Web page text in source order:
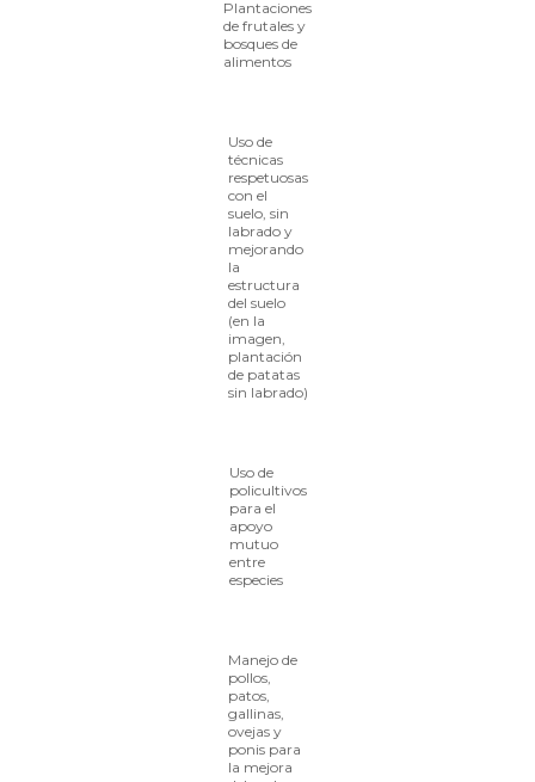
Plantaciones
de frutales y
bosques de
alimentos
Uso de
técnicas
respetuosas
con el
suelo, sin
labrado y
mejorando
la
estructura
del suelo
(en la
imagen,
plantación
de patatas
sin labrado)
Uso de
policultivos
para el
apoyo
mutuo
entre
especies
Manejo de
pollos,
patos,
gallinas,
ovejas y
ponis para
la mejora